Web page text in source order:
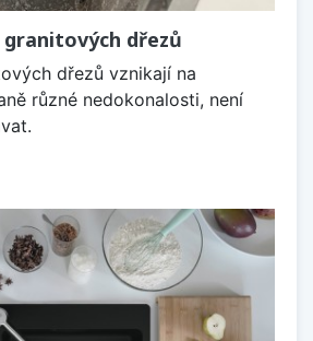
dřezů
dřezů vznikají na
různé nedokonalosti, není